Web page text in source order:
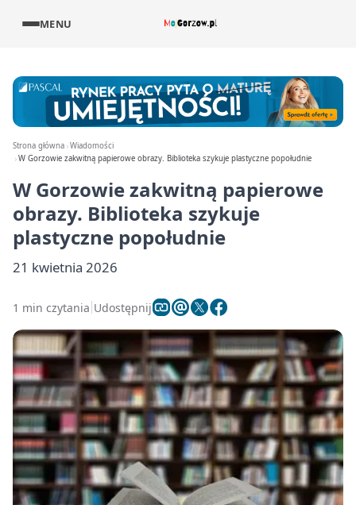
MENU
Strona główna Wiadomości
W Gorzowie zakwitną papierowe obrazy. Biblioteka szykuje plastyczne popołudnie
W Gorzowie zakwitną papierowe
obrazy. Biblioteka szykuje
plastyczne popołudnie
21 kwietnia 2026
1 min czytania Udostępnij